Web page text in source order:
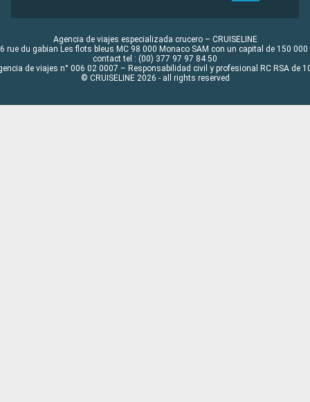
Agencia de viajes especializada crucero – CRUISELINE
rue du gabian Les flots bleus MC 98 000 Monaco SAM con un capital de 150 000
contact tel : (00) 377 97 97 84 50
de viajes n° 006 02 0007 – Responsabilidad civil y profesional RC RSA de
© CRUISELINE 2026 - all rights reserved